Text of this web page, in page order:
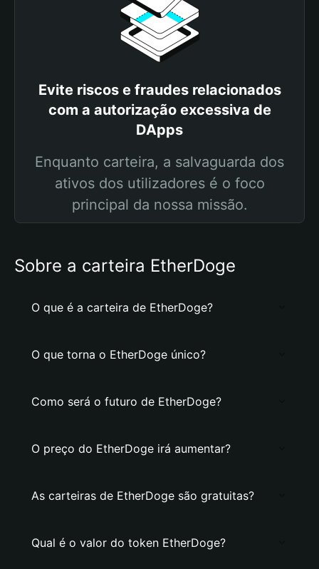
Evite riscos e fraudes relacionados
com a autorização excessiva de
DApps
Enquanto carteira, a salvaguarda dos
ativos dos utilizadores é o foco
principal da nossa missão.
Sobre a carteira EtherDoge
O que é a carteira de EtherDoge?
O que torna o EtherDoge único?
Como será o futuro de EtherDoge?
O preço do EtherDoge irá aumentar?
As carteiras de EtherDoge são gratuitas?
Qual é o valor do token EtherDoge?